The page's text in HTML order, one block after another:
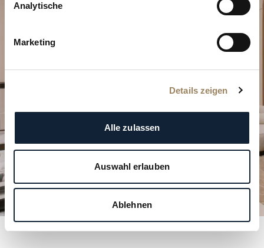
Analytische
Marketing
Details zeigen
Alle zulassen
Auswahl erlauben
Ablehnen
Planen Sie Ihren besonderen
Entdecken Sie unsere Uhrenkreationen in einer